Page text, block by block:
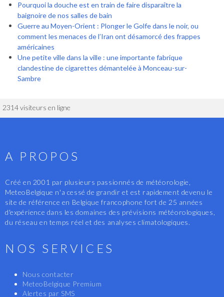
Pourquoi la douche est en train de faire disparaître la
baignoire de nos salles de bain
Guerre au Moyen-Orient : Plonger le Golfe dans le noir, ou
comment les menaces de l’Iran ont désamorcé des frappes
américaines
Une petite ville dans la ville : une importante fabrique
clandestine de cigarettes démantelée à Monceau-sur-
Sambre
2314 visiteurs en ligne
A PROPOS
Créé en 2001 par plusieurs passionnés de météorologie,
MeteoBelgique n'a cessé de grandir et est rapidement devenu le
site de référence en Belgique francophone fort de 25 années
d'expérience dans les domaines des prévisions météorologiques,
du réseau en temps réel et des analyses climatologiques.
NOS SERVICES
Nous contacter
MeteoBelgique Premium
Alertes par SMS